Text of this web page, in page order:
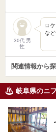
30代 男
性
ロ
な
関連情報から
岐阜県のニ